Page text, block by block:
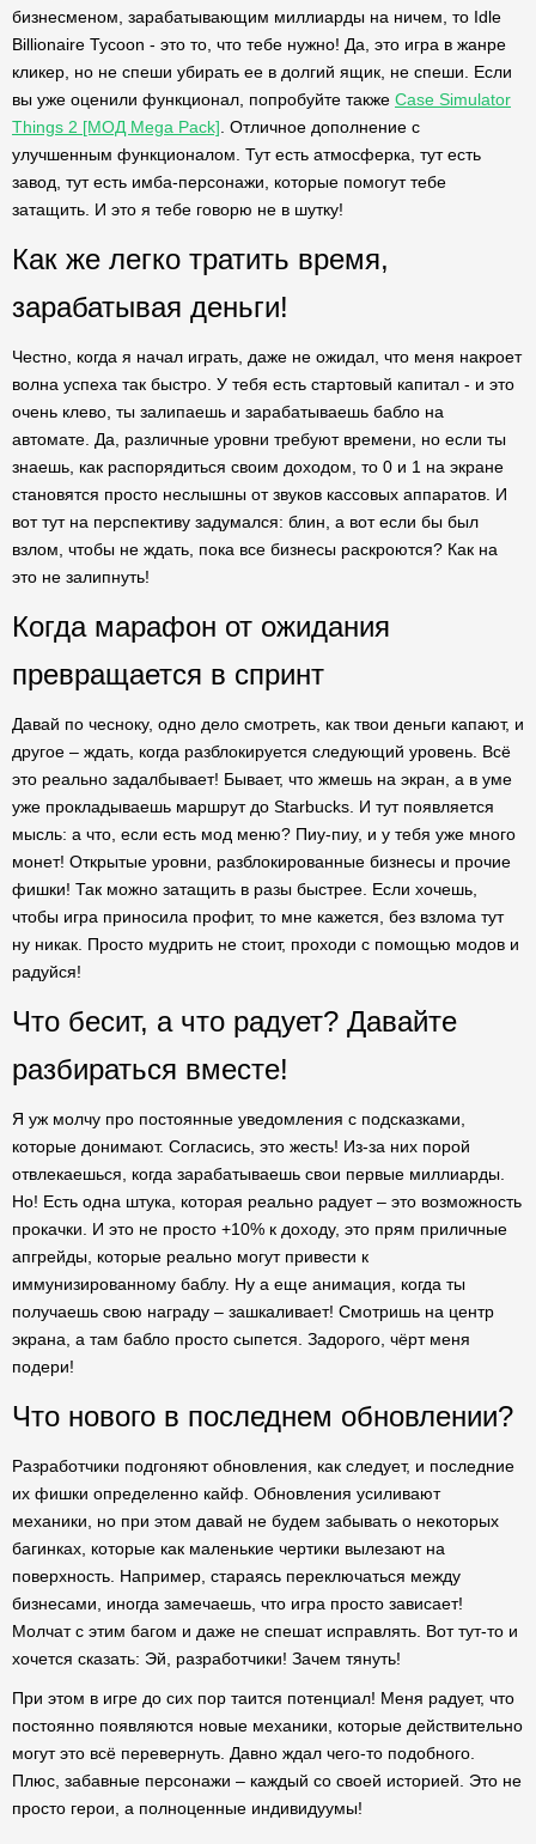
бизнесменом, зарабатывающим миллиарды на ничем, то Idle
Billionaire Tycoon - это то, что тебе нужно! Да, это игра в жанре
кликер, но не спеши убирать ее в долгий ящик, не спеши. Если
вы уже оценили функционал, попробуйте также Case Simulator
Things 2 [МОД Mega Pack] . Отличное дополнение с
улучшенным функционалом. Тут есть атмосферка, тут есть
завод, тут есть имба-персонажи, которые помогут тебе
затащить. И это я тебе говорю не в шутку!
Как же легко тратить время,
зарабатывая деньги!
Честно, когда я начал играть, даже не ожидал, что меня накроет
волна успеха так быстро. У тебя есть стартовый капитал - и это
очень клево, ты залипаешь и зарабатываешь бабло на
автомате. Да, различные уровни требуют времени, но если ты
знаешь, как распорядиться своим доходом, то 0 и 1 на экране
становятся просто неслышны от звуков кассовых аппаратов. И
вот тут на перспективу задумался: блин, а вот если бы был
взлом, чтобы не ждать, пока все бизнесы раскроются? Как на
это не залипнуть!
Когда марафон от ожидания
превращается в спринт
Давай по чесноку, одно дело смотреть, как твои деньги капают, и
другое – ждать, когда разблокируется следующий уровень. Всё
это реально задалбывает! Бывает, что жмешь на экран, а в уме
уже прокладываешь маршрут до Starbucks. И тут появляется
мысль: а что, если есть мод меню? Пиу-пиу, и у тебя уже много
монет! Открытые уровни, разблокированные бизнесы и прочие
фишки! Так можно затащить в разы быстрее. Если хочешь,
чтобы игра приносила профит, то мне кажется, без взлома тут
ну никак. Просто мудрить не стоит, проходи с помощью модов и
радуйся!
Что бесит, а что радует? Давайте
разбираться вместе!
Я уж молчу про постоянные уведомления с подсказками,
которые донимают. Согласись, это жесть! Из-за них порой
отвлекаешься, когда зарабатываешь свои первые миллиарды.
Но! Есть одна штука, которая реально радует – это возможность
прокачки. И это не просто +10% к доходу, это прям приличные
апгрейды, которые реально могут привести к
иммунизированному баблу. Ну а еще анимация, когда ты
получаешь свою награду – зашкаливает! Смотришь на центр
экрана, а там бабло просто сыпется. Задорого, чёрт меня
подери!
Что нового в последнем обновлении?
Разработчики подгоняют обновления, как следует, и последние
их фишки определенно кайф. Обновления усиливают
механики, но при этом давай не будем забывать о некоторых
багинках, которые как маленькие чертики вылезают на
поверхность. Например, стараясь переключаться между
бизнесами, иногда замечаешь, что игра просто зависает!
Молчат с этим багом и даже не спешат исправлять. Вот тут-то и
хочется сказать: Эй, разработчики! Зачем тянуть!
При этом в игре до сих пор таится потенциал! Меня радует, что
постоянно появляются новые механики, которые действительно
могут это всё перевернуть. Давно ждал чего-то подобного.
Плюс, забавные персонажи – каждый со своей историей. Это не
просто герои, а полноценные индивидуумы!